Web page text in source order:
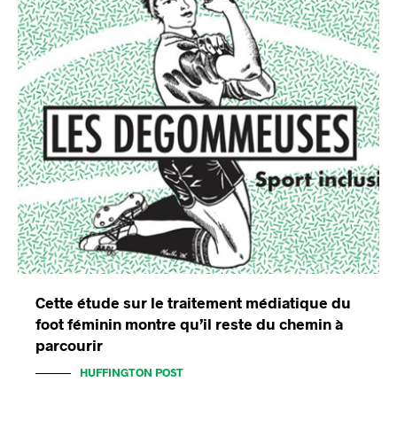
Cette étude sur le traitement médiatique du
foot féminin montre qu’il reste du chemin à
parcourir
HUFFINGTON POST